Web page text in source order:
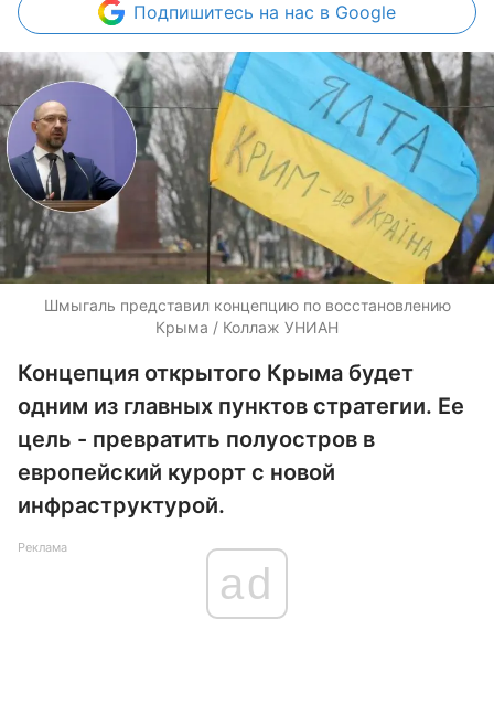
Подпишитесь на нас в Google
Шмыгаль представил концепцию по восстановлению
Крыма / Коллаж УНИАН
Концепция открытого Крыма будет
одним из главных пунктов стратегии. Ее
цель - превратить полуостров в
европейский курорт с новой
инфраструктурой.
Реклама
ad